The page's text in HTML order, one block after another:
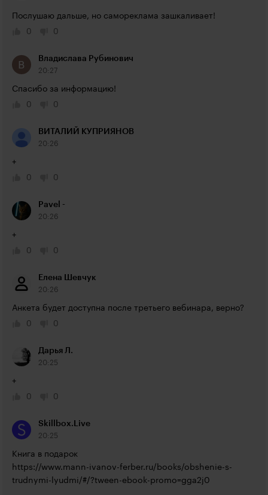
Послушаю дальше, но самореклама зашкаливает!
0
0
Владислава Рубинович
20:27
Спасибо за информацию!
0
0
ВИТАЛИЙ КУПРИЯНОВ
20:26
+
0
0
Pavel -
20:26
+
0
0
Елена Шевчук
20:26
Анкета будет доступна после третьего вебинара, верно?
0
0
Дарья Л.
20:25
+
0
0
Skillbox.Live
20:25
https://www.mann-ivanov-ferber.ru/books/obshenie-s-
trudnymi-lyudmi/#/?tween-ebook-promo=gga2j0